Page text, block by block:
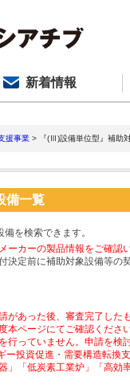
新着情報
援事業 > 『(Ⅲ)設備単位型』補助
備一覧
を検索できます。
ーカーの製品情報をご確認
決定前に補助対象設備等の
があった後、審査完了した
本ページにてご確認くださ
行っていません。申請を検
投資促進・需要構造転換
」「低炭素工業炉」「高